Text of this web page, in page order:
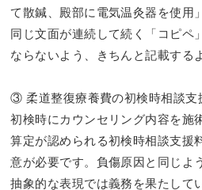
て散鍼、殿部に電気温灸器を使用
同じ文面が連続して続く「コピペ
ならないよう、きちんと記載する
③ 柔道整復療養費の初検時相談支
初検時にカウンセリング内容を施
算定が認められる初検時相談支援
意が必要です。負傷原因と同じよ
抽象的な表現では義務を果たして